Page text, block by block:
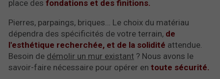
place des fondations et des finitions.
Pierres, parpaings, briques… Le choix du matériau
dépendra des spécificités de votre terrain, de
l'esthétique recherchée, et de la solidité attendue.
Besoin de démolir un mur existant ? Nous avons le
savoir-faire nécessaire pour opérer en toute sécurité.